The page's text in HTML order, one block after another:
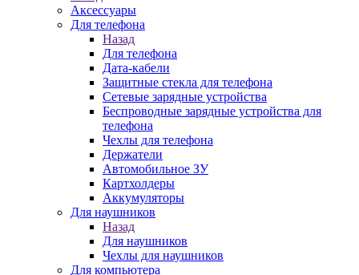
Аксессуары
Для телефона
Назад
Для телефона
Дата-кабели
Защитные стекла для телефона
Сетевые зарядные устройства
Беспроводные зарядные устройства для
телефона
Чехлы для телефона
Держатели
Автомобильное ЗУ
Картхолдеры
Аккумуляторы
Для наушников
Назад
Для наушников
Чехлы для наушников
Для компьютера